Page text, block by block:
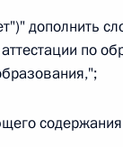
г. № 244-ФЗ
статусе
дополнить
по